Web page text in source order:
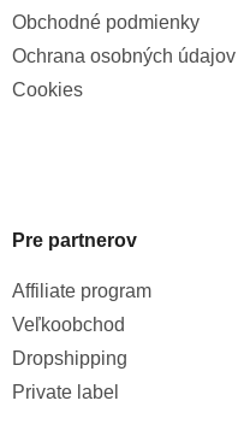
Obchodné podmienky
Ochrana osobných údajov
Cookies
Pre partnerov
Affiliate program
Veľkoobchod
Dropshipping
Private label